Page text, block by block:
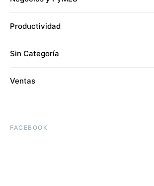
Productividad
Sin Categoría
Ventas
FACEBOOK